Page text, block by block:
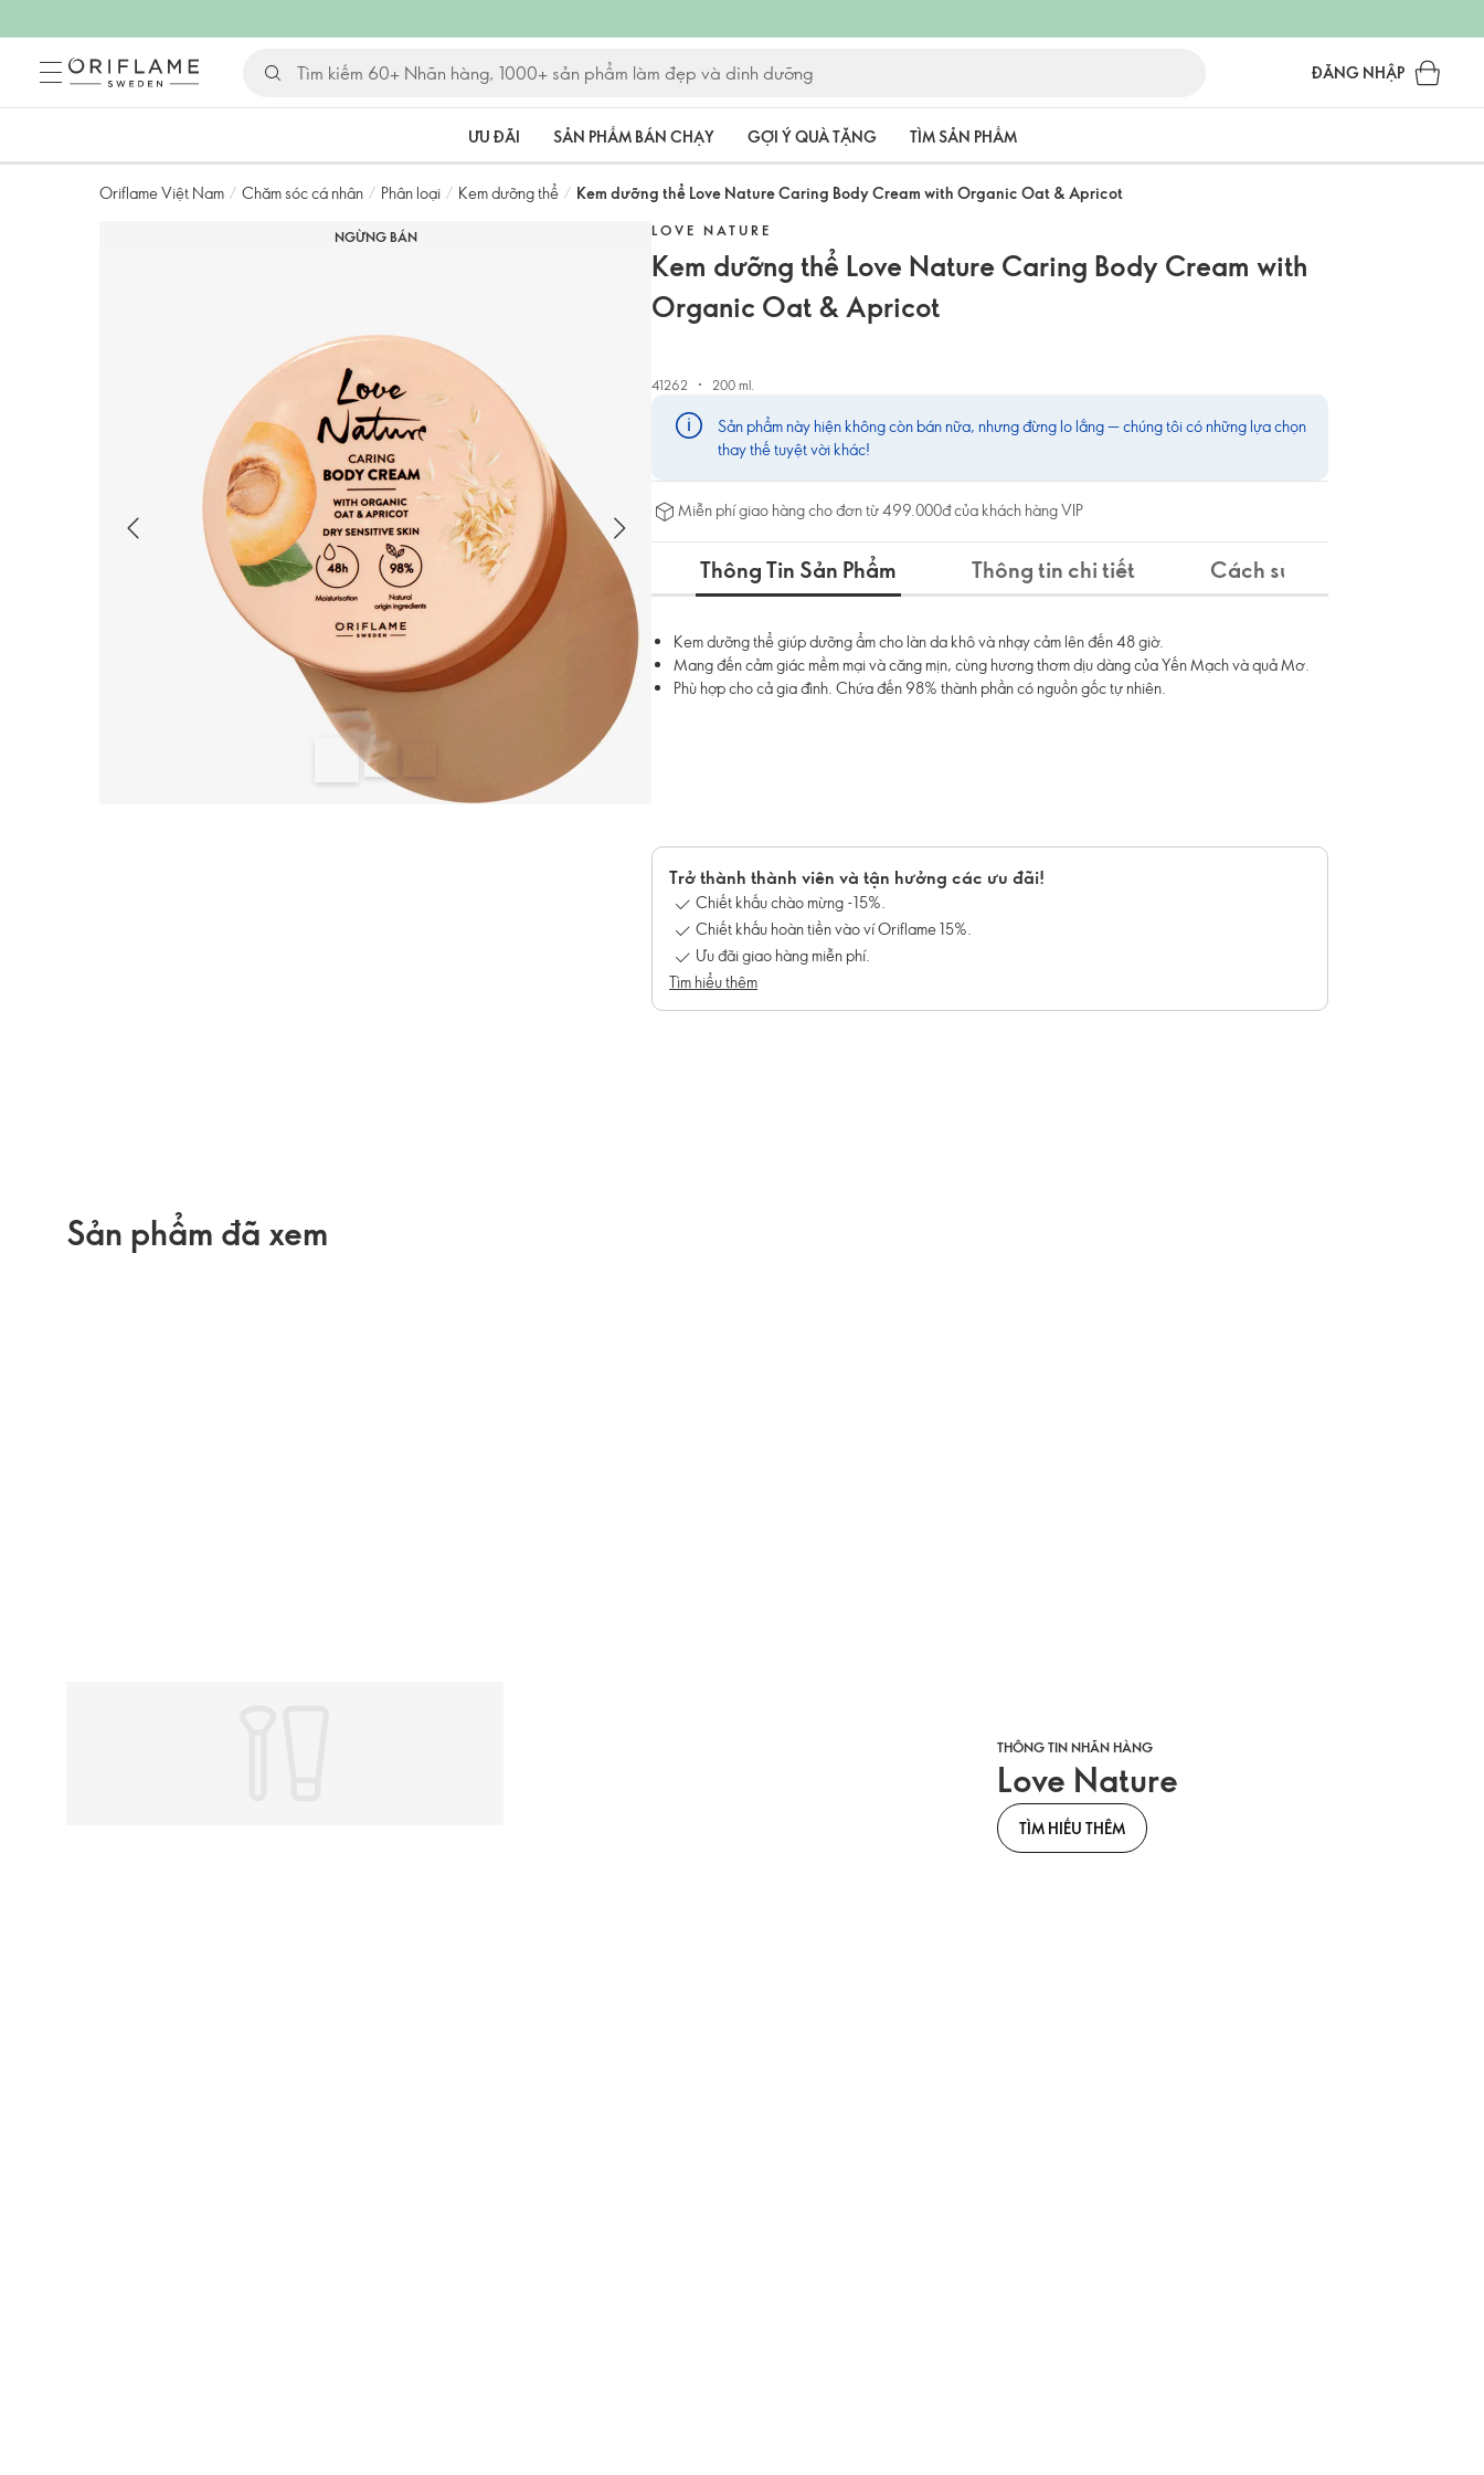
ĐĂNG NHẬP
ƯU ĐÃI SẢN PHẨM BÁN CHẠY GỢI Ý QUÀ TẶNG TÌM SẢN PHẨM
Oriflame Việt Nam / Chăm sóc cá nhân / Phân loại / Kem dưỡng thể / Kem dưỡng thể Love Nature Caring Body Cream with Organic Oat & Apricot
NGỪNG BÁN
41262 200 ml.
LOVE NATURE
Kem dưỡng thể Love Nature Caring Body Cream with
Organic Oat & Apricot
Sản phẩm này hiện không còn bán nữa, nhưng đừng lo lắng — chúng tôi có những lựa chọn
thay thế tuyệt vời khác!
Miễn phí giao hàng cho đơn từ 499.000đ của khách hàng VIP
Thông Tin Sản Phẩm Thông tin chi tiết Cách sử dụng
Kem dưỡng thể giúp dưỡng ẩm cho làn da khô và nhạy cảm lên đến 48 giờ.
Mang đến cảm giác mềm mại và căng mịn, cùng hương thơm dịu dàng của Yến Mạch và quả Mơ.
Phù hợp cho cả gia đình. Chứa đến 98% thành phần có nguồn gốc tự nhiên.
Trở thành thành viên và tận hưởng các ưu đãi!
Chiết khấu chào mừng -15%.
Chiết khấu hoàn tiền vào ví Oriflame 15%.
Ưu đãi giao hàng miễn phí.
Tìm hiểu thêm
Sản phẩm đã xem
THÔNG TIN NHÃN HÀNG
Love Nature
TÌM HIỂU THÊM